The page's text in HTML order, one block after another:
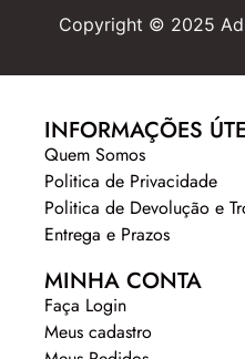
Copyright ©
INFORMAÇÕES
Quem Somos
Politica de Privacidade
Politica de Devolução e
Entrega e Prazos
MINHA CONTA
Faça Login
Meus cadastro